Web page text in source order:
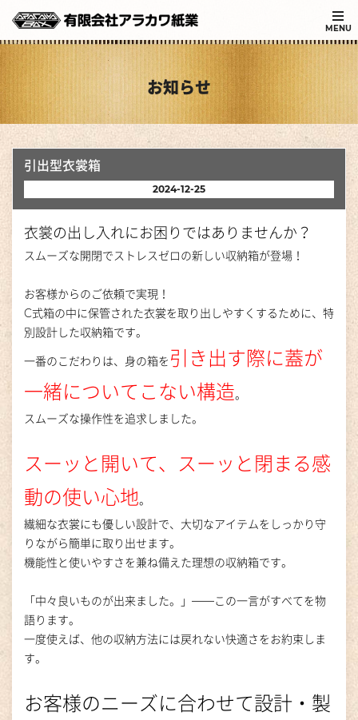
MENU
お知らせ
引出型衣裳箱
2024-12-25
衣裳の出し入れにお困りではありませんか？
スムーズな開閉でストレスゼロの新しい収納箱が登場！
お客様からのご依頼で実現！
C式箱の中に保管された衣裳を取り出しやすくするために、特
別設計した収納箱です。
一番のこだわりは、身の箱を 引き出す際に蓋が
一緒についてこない構造。
スムーズな操作性を追求しました。
スーッと開いて、スーッと閉まる感
動の使い心地。
繊細な衣裳にも優しい設計で、大切なアイテムをしっかり守
りながら簡単に取り出せます。
機能性と使いやすさを兼ね備えた理想の収納箱です。
「中々良いものが出来ました。」――この一言がすべてを物
語ります。
一度使えば、他の収納方法には戻れない快適さをお約束しま
す。
お客様のニーズに合わせて設計・製